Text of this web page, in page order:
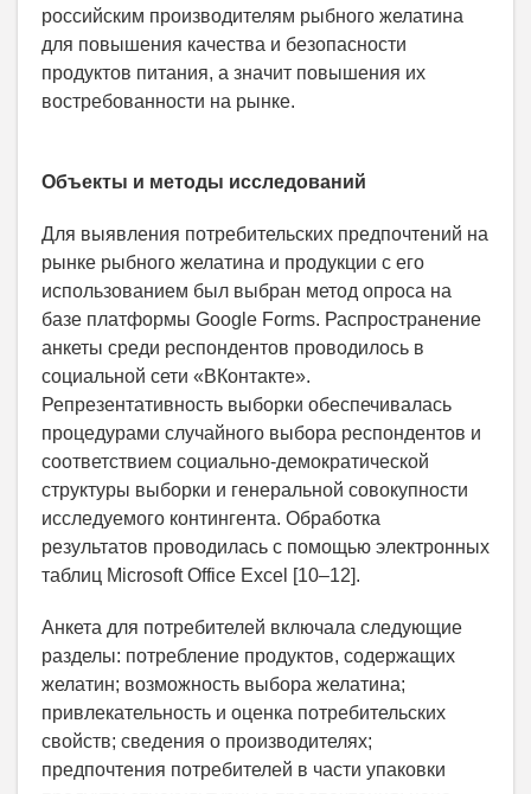
российским производителям рыбного желатина
для повышения качества и безопасности
продуктов питания, а значит повышения их
востребованности на рынке.
Объекты и методы исследований
Для выявления потребительских предпочтений на
рынке рыбного желатина и продукции с его
использованием был выбран метод опроса на
базе платформы Google Forms. Распространение
анкеты среди респондентов проводилось в
социальной сети «ВКонтакте».
Репрезентативность выборки обеспечивалась
процедурами случайного выбора респондентов и
соответствием социально-демократической
структуры выборки и генеральной совокупности
исследуемого контингента. Обработка
результатов проводилась с помощью электронных
таблиц Microsoft Office Excel [10–12].
Анкета для потребителей включала следующие
разделы: потребление продуктов, содержащих
желатин; возможность выбора желатина;
привлекательность и оценка потребительских
свойств; сведения о производителях;
предпочтения потребителей в части упаковки